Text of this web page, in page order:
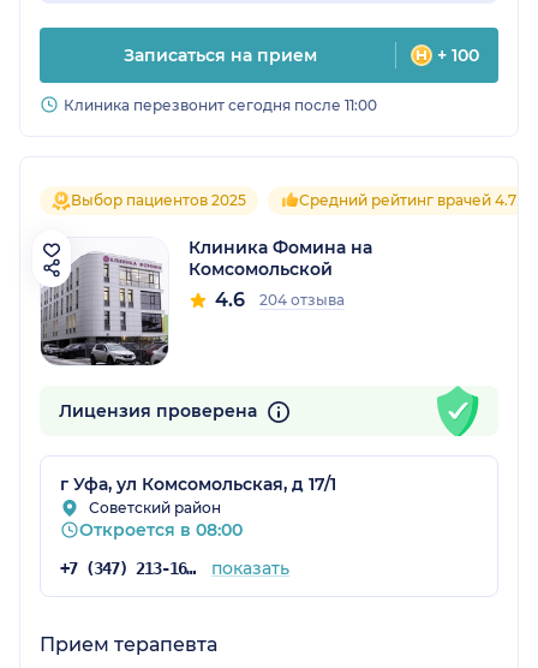
Записаться на прием + 100
Клиника перезвонит сегодня после 11:00
Выбор пациентов 2025 Средний рейтинг врачей 4.7
Клиника Фомина на
Комсомольской
4.6 204 отзыва
Лицензия проверена
г Уфа, ул Комсомольская, д 17/1
Советский район
Откроется в 08:00
+7 (347) 213-16-75 показать
Прием терапевта